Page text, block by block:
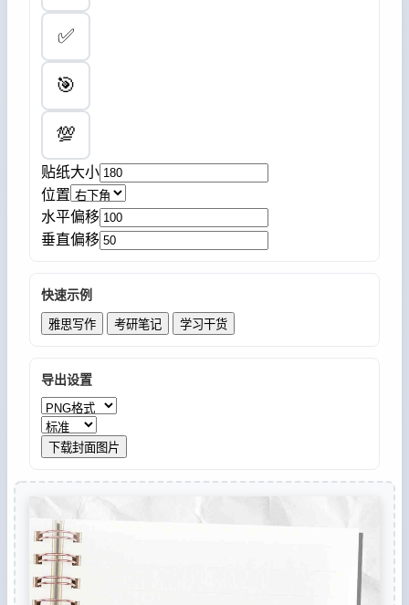
✅
🎯
💯
贴纸大小
位置
水平偏移
垂直偏移
快速示例
雅思写作 考研笔记 学习干货
导出设置
下载封面图片